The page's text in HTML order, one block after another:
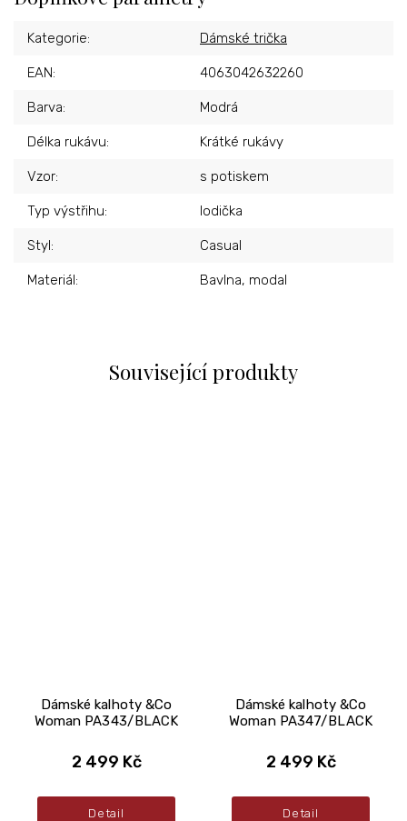
Související produkty
Dámské kalhoty &Co
Woman PA343/BLACK
2 499 Kč
Detail
Dámské kalhoty &Co
Woman PA347/BLACK
2 499 Kč
Detail
Kategorie: Dámské trička
EAN: 4063042632260
Barva: Modrá
Délka rukávu: Krátké rukávy
Vzor: s potiskem
Typ výstřihu: lodička
Styl: Casual
Materiál: Bavlna, modal